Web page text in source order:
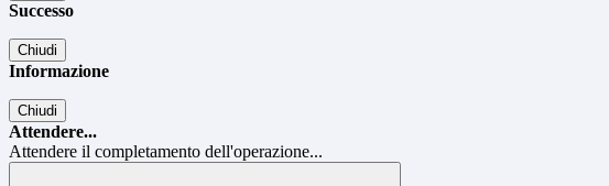
Successo
Chiudi
Informazione
Chiudi
Attendere...
Attendere il completamento dell'operazione...